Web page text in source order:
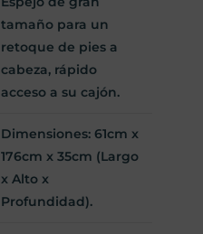
tamaño para un
retoque de pies a
cabeza, rápido
acceso a su cajón.
Dimensiones: 61cm x
176cm x 35cm (Largo
x Alto x
Profundidad).